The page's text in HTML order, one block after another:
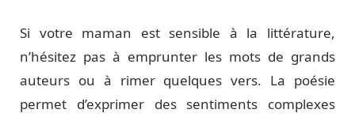
Si votre maman est sensible à la littérature,
n’hésitez pas à emprunter les mots de grands
auteurs ou à rimer quelques vers. La poésie
permet d’exprimer des sentiments complexes